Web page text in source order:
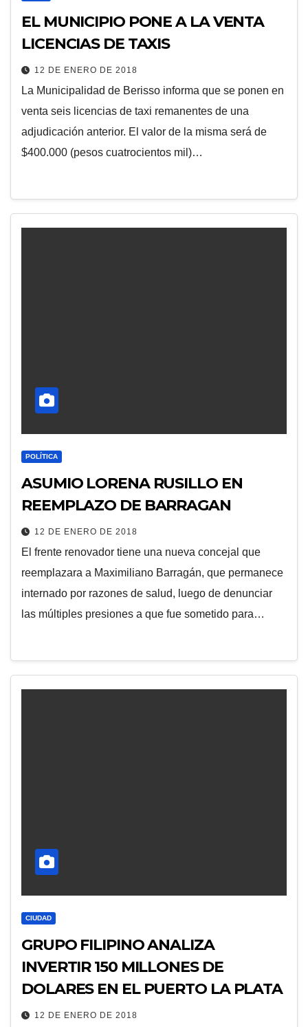
EL MUNICIPIO PONE A LA VENTA
LICENCIAS DE TAXIS
12 DE ENERO DE 2018
La Municipalidad de Berisso informa que se ponen en
venta seis licencias de taxi remanentes de una
adjudicación anterior. El valor de la misma será de
$400.000 (pesos cuatrocientos mil)…
POLÍTICA
ASUMIO LORENA RUSILLO EN
REEMPLAZO DE BARRAGAN
12 DE ENERO DE 2018
El frente renovador tiene una nueva concejal que
reemplazara a Maximiliano Barragán, que permanece
internado por razones de salud, luego de denunciar
las múltiples presiones a que fue sometido para…
CIUDAD
GRUPO FILIPINO ANALIZA
INVERTIR 150 MILLONES DE
DOLARES EN EL PUERTO LA PLATA
12 DE ENERO DE 2018